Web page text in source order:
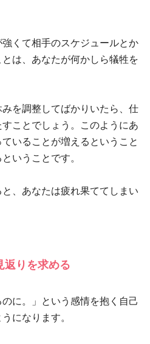
くて相手のスケジュールとか
は、あなたが何かしら犠牲を
を調整してばかりいたら、仕
ことでしょう。このようにあ
いることが増えるということ
いうことです。
、あなたは疲れ果ててしまい
返りを求める
に。」という感情を抱く自己
になります。